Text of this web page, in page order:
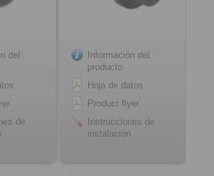
del
de
Información del
producto
Hoja de datos
Product flyer
Instrucciones de
instalación